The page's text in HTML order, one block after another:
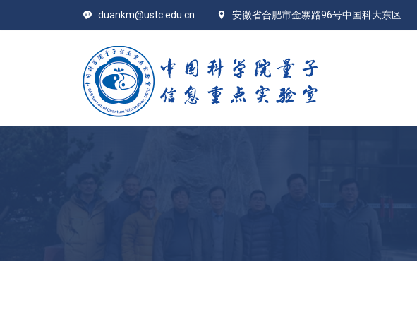
duankm@ustc.edu.cn 安徽省合肥市金寨路96号中国科大东区